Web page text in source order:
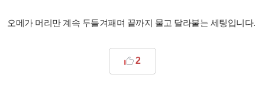
오메가 머리만 계속 두들겨패며 끝까지 물고 달라붙는 세팅입니다.
2